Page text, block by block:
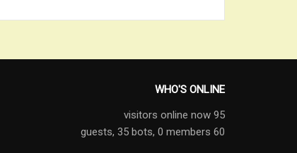
WHO'S ONLINE
95 visitors online now
60 guests,
35 bots, 0 members